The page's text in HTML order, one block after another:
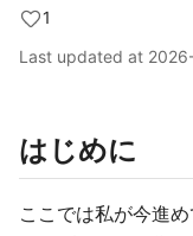
1
Last updated at
はじめに
ここでは私が今進